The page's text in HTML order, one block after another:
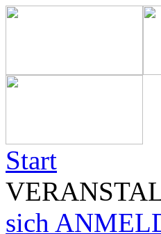
Start
sich